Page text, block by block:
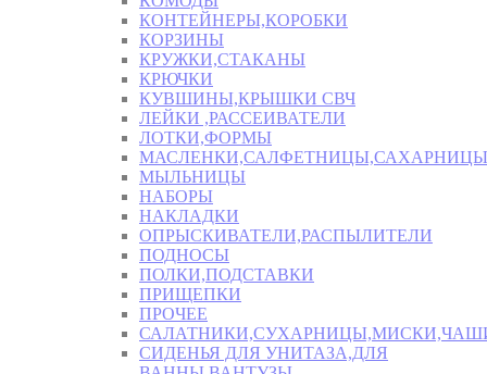
КОНТЕЙНЕРЫ,КОРОБКИ
КОРЗИНЫ
КРУЖКИ,СТАКАНЫ
КРЮЧКИ
КУВШИНЫ,КРЫШКИ СВЧ
ЛЕЙКИ ,РАССЕИВАТЕЛИ
ЛОТКИ,ФОРМЫ
МАСЛЕНКИ,САЛФЕТНИЦЫ,САХАРНИЦЫ
МЫЛЬНИЦЫ
НАБОРЫ
НАКЛАДКИ
ОПРЫСКИВАТЕЛИ,РАСПЫЛИТЕЛИ
ПОДНОСЫ
ПОЛКИ,ПОДСТАВКИ
ПРИЩЕПКИ
ПРОЧЕЕ
СИДЕНЬЯ ДЛЯ УНИТАЗА,ДЛЯ